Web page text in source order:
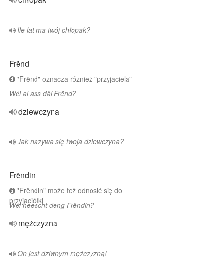
Ile lat ma twój chłopak?
Frënd
"Frënd" oznacza róznież "przyjaciela"
Wéi al ass däi Frënd?
dziewczyna
Jak nazywa się twoja dziewczyna?
Frëndin
"Frëndin" może też odnosić się do
przyjaciółki
Wéi heescht deng Frëndin?
mężczyzna
On jest dziwnym mężczyzną!